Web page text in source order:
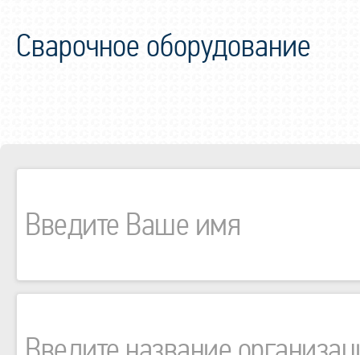
Сварочное оборудование